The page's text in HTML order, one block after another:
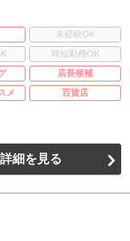
未経験OK
時短勤務OK
店長候補
メ 百貨店
詳細を見る